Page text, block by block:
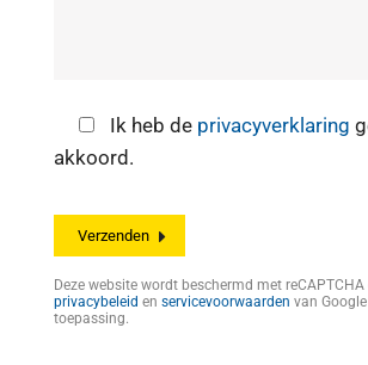
Ik heb de privacyverklaring
akkoord.
Deze website wordt beschermd met reCAPTCHA
privacybeleid en servicevoorwaarden van
toepassing.